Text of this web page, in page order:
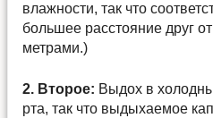
влажности, так что
большее расстояние друг
метрами.)
2. Второе: Выдох в
рта, так что выдыхаемое